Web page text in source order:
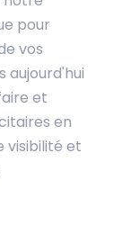
pour
vos
aujourd'hui
et
en
visibilité et